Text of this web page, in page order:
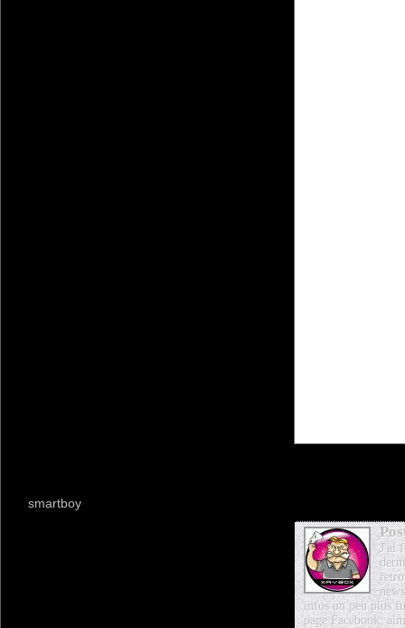
smartboy
J'ai
infos un peu plus
page Facebook,